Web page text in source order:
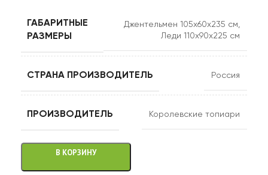
ГАБАРИТНЫЕ
РАЗМЕРЫ
Джентельмен 105х60х235 см,
Леди 110х90х225 см
СТРАНА ПРОИЗВОДИТЕЛЬ Россия
ПРОИЗВОДИТЕЛЬ Королевские топиари
В КОРЗИНУ